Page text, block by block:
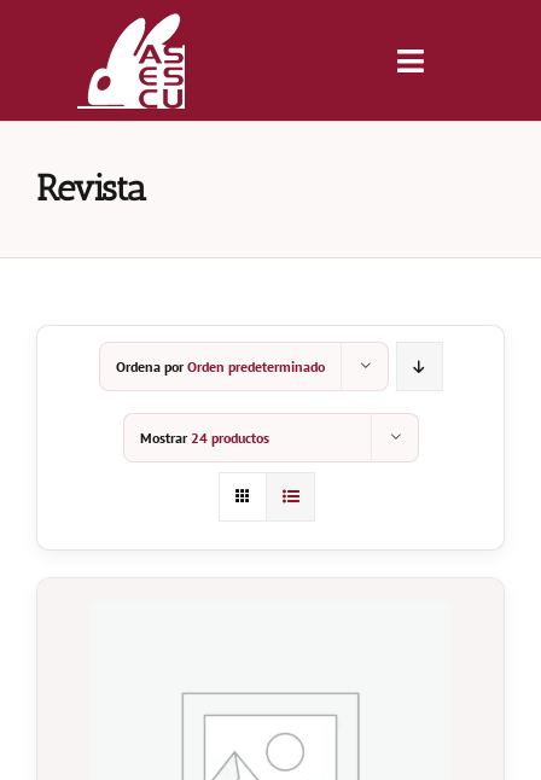
Toggle
Inicio
Revista
Tienda
Noticias
Revista
Ordena porOrden predeterminado
Mostrar24 productos